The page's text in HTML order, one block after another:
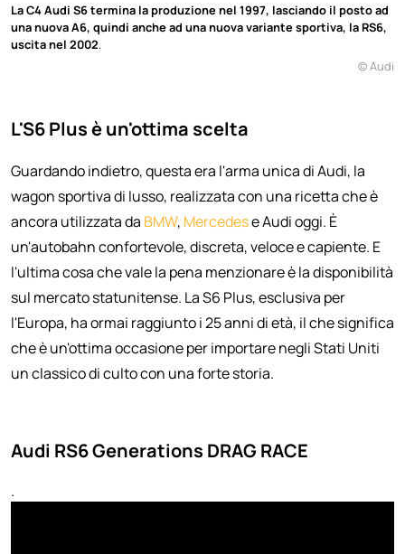
La C4 Audi S6 termina la produzione nel 1997, lasciando il posto ad
una nuova A6, quindi anche ad una nuova variante sportiva, la RS6,
uscita nel 2002.
© Audi
L'S6 Plus è un'ottima scelta
Guardando indietro, questa era l'arma unica di Audi, la
wagon sportiva di lusso, realizzata con una ricetta che è
ancora utilizzata da BMW, Mercedese Audi oggi. È
un'autobahn confortevole, discreta, veloce e capiente. E
l'ultima cosa che vale la pena menzionare è la disponibilità
sul mercato statunitense. La S6 Plus, esclusiva per
l'Europa, ha ormai raggiunto i 25 anni di età, il che significa
che è un'ottima occasione per importare negli Stati Uniti
un classico di culto con una forte storia.
Audi RS6 Generations DRAG RACE
.